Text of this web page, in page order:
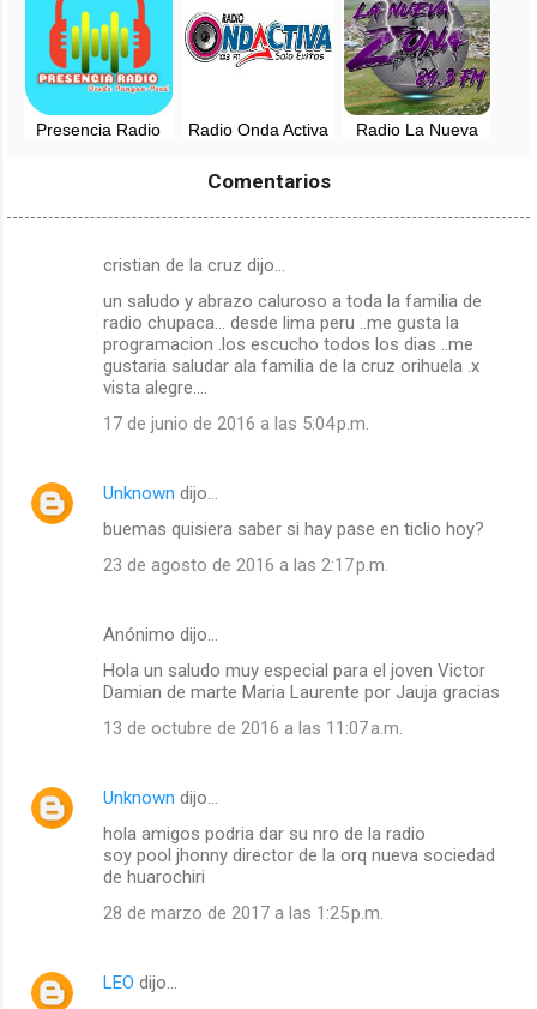
Presencia Radio
Radio Onda Activa
Tarma
Radio La Nueva
Comentarios
r
cristian de la cruz dijo…
un saludo y abrazo caluroso a toda la familia de
radio chupaca... desde lima peru ..me gusta la
programacion .los escucho todos los dias ..me
gustaria saludar ala familia de la cruz orihuela .x
vista alegre....
17 de junio de 2016 a las 5:04 p.m.
Unknown dijo…
buemas quisiera saber si hay pase en ticlio hoy?
23 de agosto de 2016 a las 2:17 p.m.
Anónimo dijo…
Hola un saludo muy especial para el joven Victor
Damian de marte Maria Laurente por Jauja gracias
13 de octubre de 2016 a las 11:07 a.m.
Unknown dijo…
hola amigos podria dar su nro de la radio
soy pool jhonny director de la orq nueva sociedad
de huarochiri
28 de marzo de 2017 a las 1:25 p.m.
LEO dijo…